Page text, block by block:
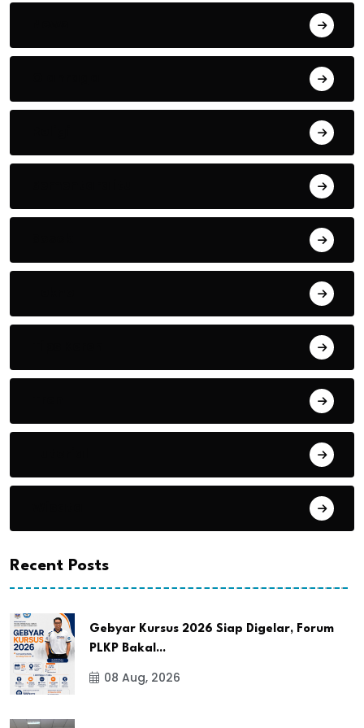
Recent Posts
Gebyar Kursus 2026 Siap Digelar, Forum
PLKP Bakal...
08 Aug, 2026